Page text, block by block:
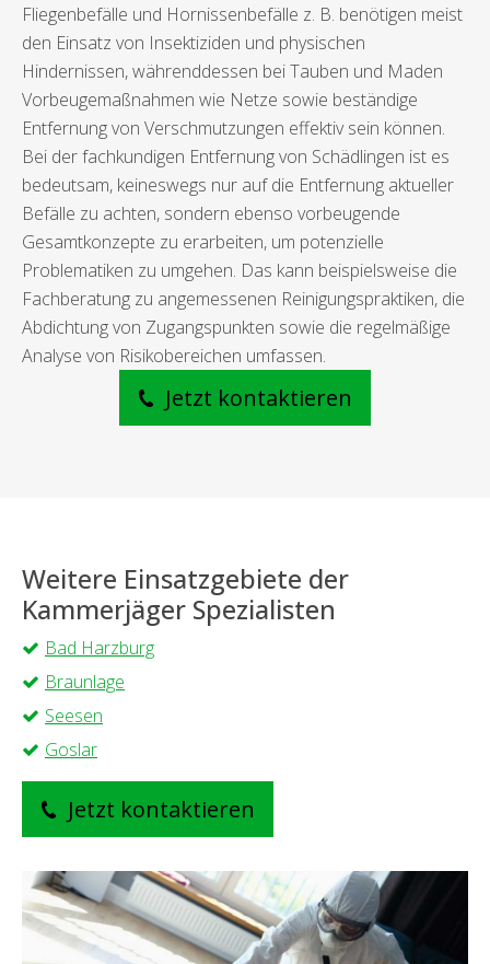
Fliegenbefälle und Hornissenbefälle z. B. benötigen meist
den Einsatz von Insektiziden und physischen
Hindernissen, währenddessen bei Tauben und Maden
Vorbeugemaßnahmen wie Netze sowie beständige
Entfernung von Verschmutzungen effektiv sein können.
Bei der fachkundigen Entfernung von Schädlingen ist es
bedeutsam, keineswegs nur auf die Entfernung aktueller
Befälle zu achten, sondern ebenso vorbeugende
Gesamtkonzepte zu erarbeiten, um potenzielle
Problematiken zu umgehen. Das kann beispielsweise die
Fachberatung zu angemessenen Reinigungspraktiken, die
Abdichtung von Zugangspunkten sowie die regelmäßige
Analyse von Risikobereichen umfassen.
Jetzt kontaktieren
Weitere Einsatzgebiete der
Kammerjäger Spezialisten
Bad Harzburg
Braunlage
Seesen
Goslar
Jetzt kontaktieren